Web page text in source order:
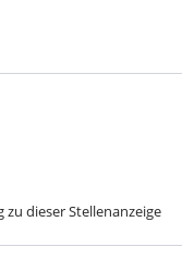
dieser Stellenanzeige